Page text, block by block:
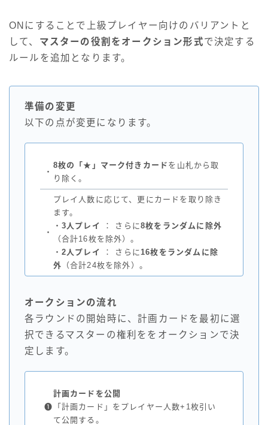
ONにすることで上級プレイヤー向けのバリアントと
して、 マスターの役割をオークション形式で決定する
ルールを追加となります。
準備の変更
以下の点が変更になります。
・
8枚の「★」マーク付きカード を山札から取
り除く。
・
プレイ人数に応じて、更にカードを取り除き
ます。
・ 3人プレイ ： さらに8枚をランダムに除外
（合計16枚を除外）。
・ 2人プレイ ： さらに 16枚をランダムに除
外 （合計24枚を除外）。
オークションの流れ
各ラウンドの開始時に、計画カードを最初に選
択できるマスターの権利ををオークションで決
定します。
❶
計画カードを公開
「計画カード」をプレイヤー人数+1枚引い
て公開する。